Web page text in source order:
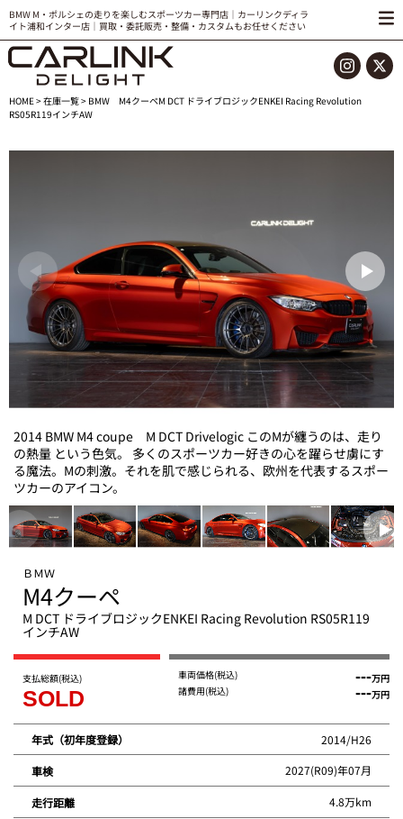
BMW M・ポルシェの走りを楽しむスポーツカー専門店｜カーリンクディラ
イト浦和インター店｜買取・委託販売・整備・カスタムもお任せください
HOME>在庫一覧> BMW M4クーペM DCT ドライブロジックENKEI Racing Revolution
RS05R119インチAW
2014 BMW M4 coupe M DCT Drivelogic このMが纏うのは、走り
の熱量 という色気。 多くのスポーツカー好きの心を躍らせ虜にす
る魔法。Mの刺激。それを肌で感じられる、欧州を代表するスポー
ツカーのアイコン。
ＢＭＷ
M4クーペ
M DCT ドライブロジックENKEI Racing Revolution RS05R119
インチAW
支払総額(税込)
SOLD
車両価格(税込) ---万円
諸費用(税込) ---万円
年式（初年度登録） 2014/H26
車検 2027(R09)年07月
走行距離 4.8万km